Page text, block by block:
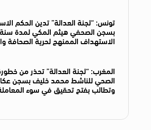
تونس: “لجنة العدالة” تدين الحكم
بسجن الصحفي هيثم المكي لمدة
الاستهداف الممنهج لحرية الصحافة
المغرب: “لجنة العدالة” تحذر من
الصحي للناشط محمد خليف بسجن
وتطالب بفتح تحقيق في سوء